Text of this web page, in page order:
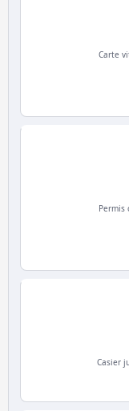
Carte
Permis
Casier